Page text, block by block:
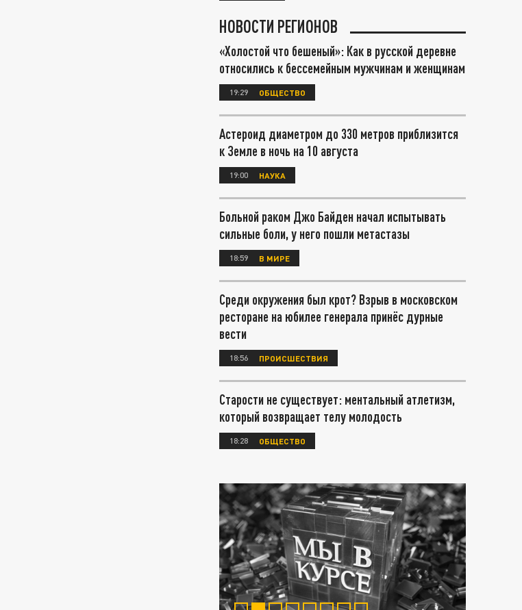
НОВОСТИ РЕГИОНОВ
«Холостой что бешеный»: Как в русской деревне
относились к бессемейным мужчинам и женщинам
19:29 ОБЩЕСТВО
Астероид диаметром до 330 метров приблизится
к Земле в ночь на 10 августа
19:00 НАУКА
Больной раком Джо Байден начал испытывать
сильные боли, у него пошли метастазы
18:59 В МИРЕ
Среди окружения был крот? Взрыв в московском
ресторане на юбилее генерала принёс дурные
вести
18:56 ПРОИСШЕСТВИЯ
Старости не существует: ментальный атлетизм,
который возвращает телу молодость
18:28 ОБЩЕСТВО